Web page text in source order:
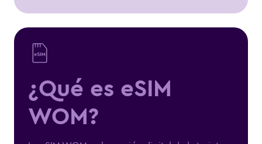
¿Qué es eSIM
WOM?